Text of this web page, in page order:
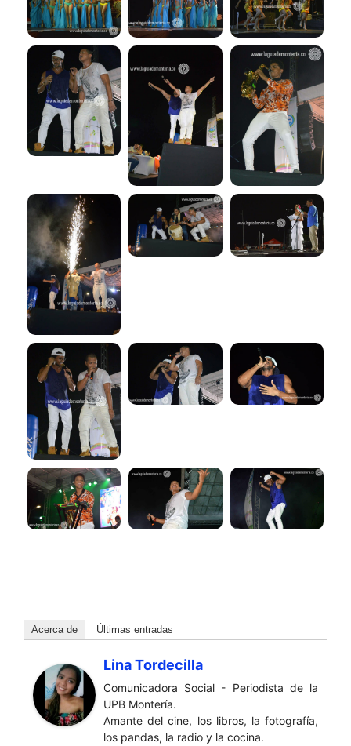
Acerca de Últimas entradas
Lina Tordecilla
Comunicadora Social - Periodista de la
UPB Montería.
Amante del cine, los libros, la fotografía,
los pandas, la radio y la cocina.